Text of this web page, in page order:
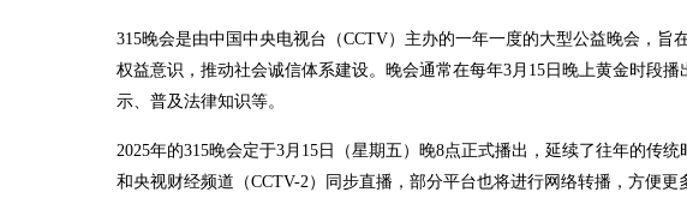
315晚会是由中国中央电视台（CCTV）主办的一年一度的大型公益晚会，旨
权益意识，推动社会诚信体系建设。晚会通常在每年3月15日晚上黄金时段
示、普及法律知识等。
2025年的315晚会定于3月15日（星期五）晚8点正式播出，延续了往年的传
和央视财经频道（CCTV-2）同步直播，部分平台也将进行网络转播，方便更